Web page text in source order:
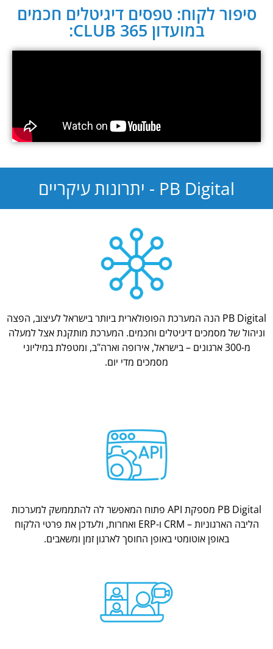
סיפור לקוח: טפסים דיגיטלים חכמים
במועדון CLUB 365:
PB Digital - יתרונות עיקריים
PB Digital הנה המערכת הפופולארית ביותר בישראל לעיצוב, הפצה
וניהול של מסמכים דיגיטלים וחכמים. המערכת מותקנת אצל למעלה
מ-300 ארגונים – בישראל, אירופה וארה"ב, ומטפלת במיליוני
מסמכים מדי יום.
PB Digital מספקת API פתוח המאפשר לה להתממשק למערכות
הליבה הארגוניות – CRM ו-ERP ואחרות, ולעדכן את פרטי הלקוח
באופן אוטומטי באופן החוסך לארגון זמן ומשאבים.